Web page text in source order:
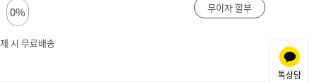
0% 무이자 할부
시 무료배송
톡상담